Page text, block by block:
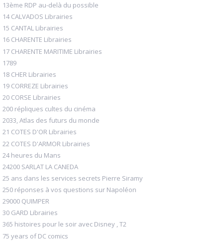
13ème RDP au-delà du possible
14 CALVADOS Librairies
15 CANTAL Librairies
16 CHARENTE Librairies
17 CHARENTE MARITIME Librairies
1789
18 CHER Librairies
19 CORREZE Librairies
20 CORSE Librairies
200 répliques cultes du cinéma
2033, Atlas des futurs du monde
21 COTES D'OR Librairies
22 COTES D'ARMOR Librairies
24 heures du Mans
24200 SARLAT LA CANEDA
25 ans dans les services secrets Pierre Siramy
250 réponses à vos questions sur Napoléon
29000 QUIMPER
30 GARD Librairies
365 histoires pour le soir avec Disney , T2
75 years of DC comics